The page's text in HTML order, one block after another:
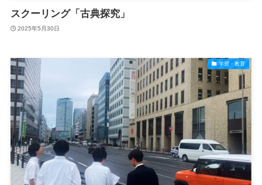
スクーリング「古典探究」
2025年5月30日
学習・教育